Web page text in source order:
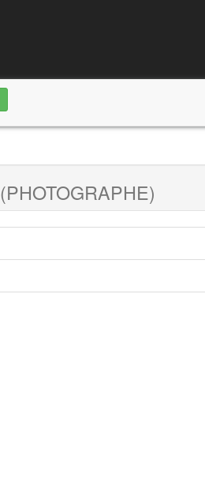
(PHOTOGRAPHE)